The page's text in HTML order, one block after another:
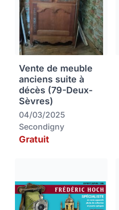
Vente de meuble
anciens suite à
décès (79-Deux-
Sèvres)
04/03/2025
Secondigny
Gratuit